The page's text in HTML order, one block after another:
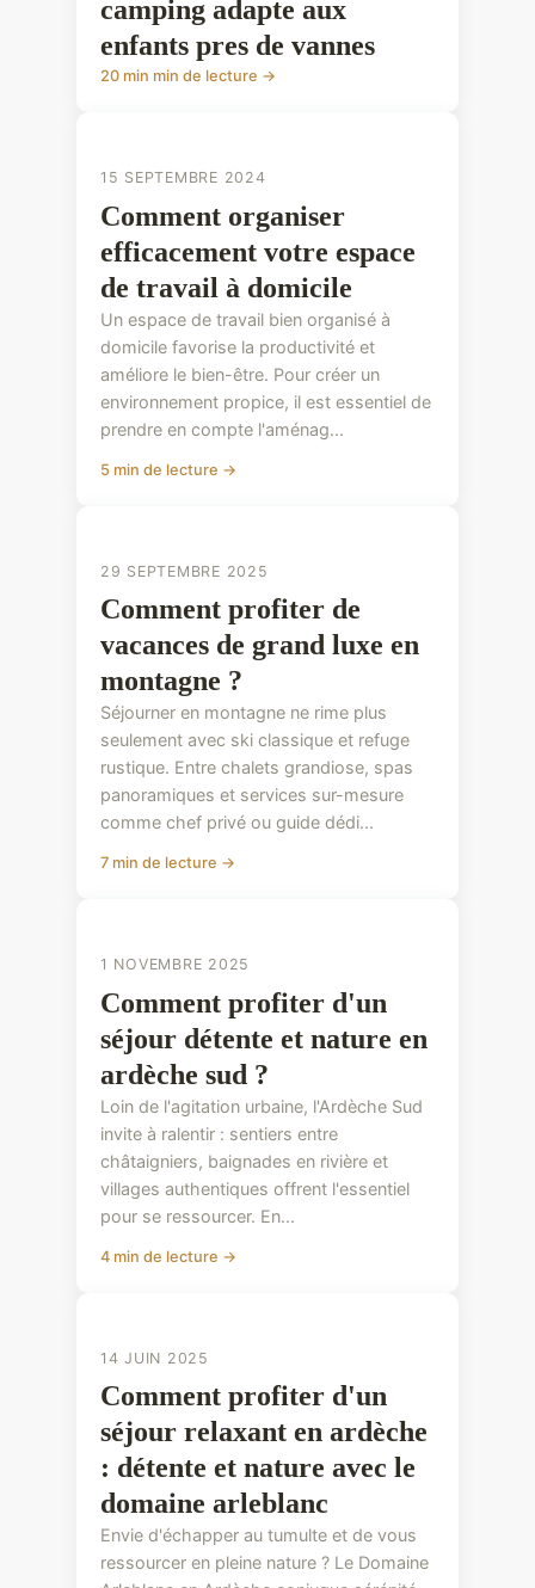
camping adapte aux
enfants pres de vannes
20 min min de lecture →
15 SEPTEMBRE 2024
Comment organiser
efficacement votre espace
de travail à domicile
Un espace de travail bien organisé à
domicile favorise la productivité et
améliore le bien-être. Pour créer un
environnement propice, il est essentiel de
prendre en compte l'aménag...
5 min de lecture →
29 SEPTEMBRE 2025
Comment profiter de
vacances de grand luxe en
montagne ?
Séjourner en montagne ne rime plus
seulement avec ski classique et refuge
rustique. Entre chalets grandiose, spas
panoramiques et services sur-mesure
comme chef privé ou guide dédi...
7 min de lecture →
1 NOVEMBRE 2025
Comment profiter d'un
séjour détente et nature en
ardèche sud ?
Loin de l'agitation urbaine, l'Ardèche Sud
invite à ralentir : sentiers entre
châtaigniers, baignades en rivière et
villages authentiques offrent l'essentiel
pour se ressourcer. En...
4 min de lecture →
14 JUIN 2025
Comment profiter d'un
séjour relaxant en ardèche
: détente et nature avec le
domaine arleblanc
Envie d'échapper au tumulte et de vous
ressourcer en pleine nature ? Le Domaine